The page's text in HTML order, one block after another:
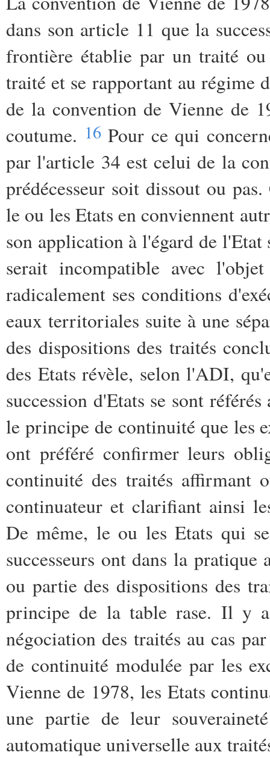
dans son article 11 que la
frontière établie par un traité
traité et se rapportant au régime
de la convention de Vienne de
coutume. 16Pour ce qui
par l'article 34 est celui de la
prédécesseur soit dissout ou
le ou les Etats en conviennent
son application à l'égard de l'Etat
serait incompatible avec
radicalement ses conditions
eaux territoriales suite à une
des dispositions des traités
des Etats révèle, selon l'ADI,
succession d'Etats se sont
le principe de continuité que les
ont préféré confirmer leurs
continuité des traités affirmant
continuateur et clarifiant ainsi
De même, le ou les Etats qui
successeurs ont dans la
ou partie des dispositions des
principe de la table rase. Il y
négociation des traités au cas
de continuité modulée par les
Vienne de 1978, les Etats
une partie de leur
automatique universelle aux